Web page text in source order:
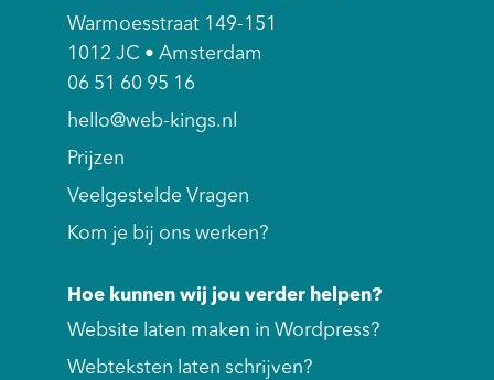
Warmoesstraat 149-151
1012 JC • Amsterdam
06 51 60 95 16
hello@web-kings.nl
Prijzen
Veelgestelde Vragen
Kom je bij ons werken?
Hoe kunnen wij jou verder helpen?
Website laten maken in Wordpress?
Webteksten laten schrijven?